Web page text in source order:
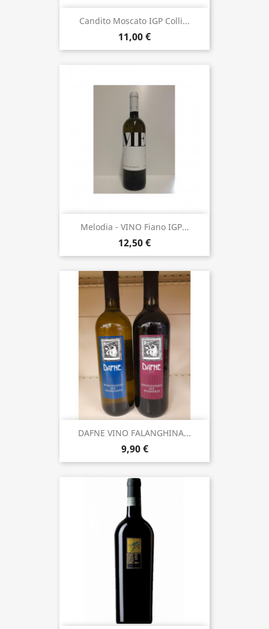
Candito Moscato IGP Colli...
11,00 €
Melodia - VINO Fiano IGP...
12,50 €
DAFNE VINO FALANGHINA...
9,90 €